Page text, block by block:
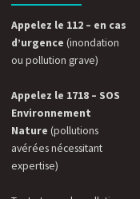
Appelez le 112 – en cas
d’urgence (inondation
ou pollution grave)
Appelez le 1718 – SOS
Environnement
Nature (pollutions
avérées nécessitant
expertise)